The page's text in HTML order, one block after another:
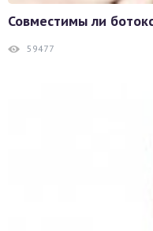
Совместимы ли
59477